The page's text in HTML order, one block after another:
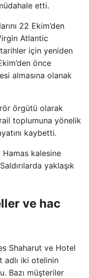
etti.
22 Ekim’den
Atlantic
için yeniden
önce
almasına olanak
örgütü olarak
toplumuna yönelik
kaybetti.
Hamas kalesine
yaklaşık
ve hac
Shaharut ve Hotel
adlı iki otelinin
Bazı müşteriler